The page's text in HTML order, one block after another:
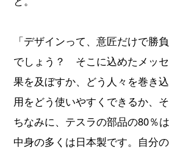
「デザインって、意匠だけで勝
でしょう？ そこに込めたメッ
果を及ぼすか、どう人々を巻き
用をどう使いやすくできるか、
ちなみに、テスラの部品の80％
中身の多くは日本製です。自分